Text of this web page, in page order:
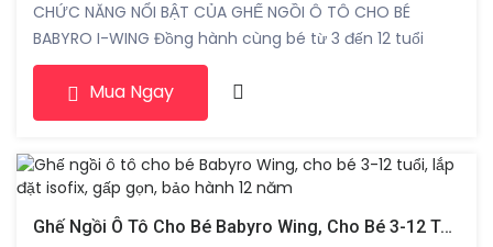
CHỨC NĂNG NỔI BẬT CỦA GHẾ NGỒI Ô TÔ CHO BÉ
BABYRO I-WING Đồng hành cùng bé từ 3 đến 12 tuổi
(76cm – 150cm): Là dòng ghế chuyên biệt cho các bé
lớn, đảm bảo sự vừa vặn và an toàn tối ưu khi bé đã
không còn phù hợp với ghế sơ sinh. […]
Mua Ngay
Ghế Ngồi Ô Tô Cho Bé Babyro Wing, Cho Bé 3-12 Tuổi, Lắp Đặt Isofix, Gấp Gọn, Bảo Hành 12 Năm